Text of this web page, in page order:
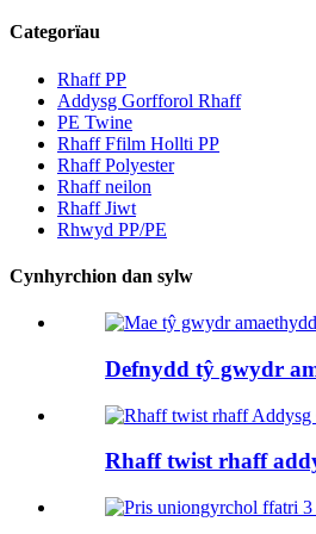
Categorïau
Rhaff PP
Addysg Gorfforol Rhaff
PE Twine
Rhaff Ffilm Hollti PP
Rhaff Polyester
Rhaff neilon
Rhaff Jiwt
Rhwyd PP/PE
Cynhyrchion dan sylw
Defnydd tŷ gwydr
Rhaff twist rhaff